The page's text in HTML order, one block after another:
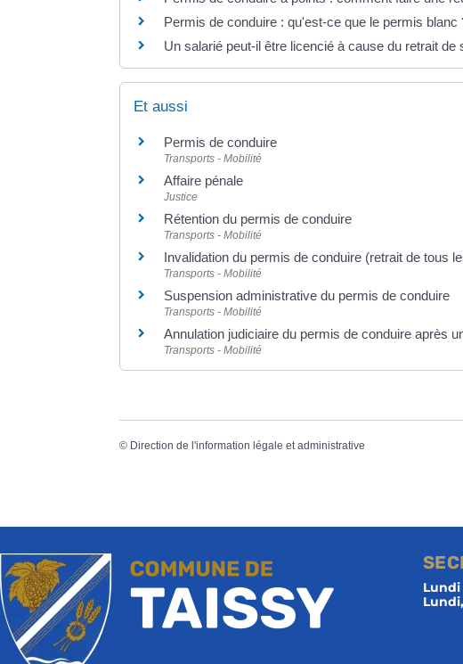
Permis de conduire : qu'est-ce que le permis blanc
Un salarié peut-il être licencié à cause du retrait de
Et aussi
Permis de conduire
Transports - Mobilité
Affaire pénale
Justice
Rétention du permis de conduire
Transports - Mobilité
Invalidation du permis de conduire (retrait de tous
Transports - Mobilité
Suspension administrative du permis de conduire
Transports - Mobilité
Annulation judiciaire du permis de conduire après
Transports - Mobilité
© Direction de l'information légale et administrative
Lundi